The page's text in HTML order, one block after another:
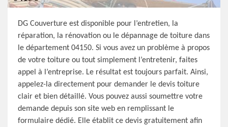
DG Couverture est disponible pour l’entretien, la
réparation, la rénovation ou le dépannage de toiture dans
le département 04150. Si vous avez un problème à propos
de votre toiture ou tout simplement l’entretenir, faites
appel à l’entreprise. Le résultat est toujours parfait. Ainsi,
appelez-la directement pour demander le devis toiture
clair et bien détaillé. Vous pouvez aussi soumettre votre
demande depuis son site web en remplissant le
formulaire dédié. Elle établit ce devis gratuitement afin